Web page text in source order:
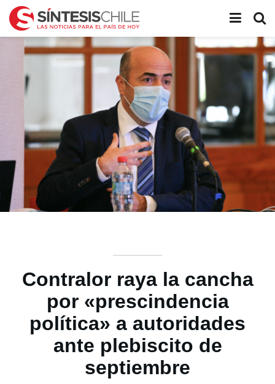
Contralor raya la cancha
por «prescindencia
política» a autoridades
ante plebiscito de
septiembre